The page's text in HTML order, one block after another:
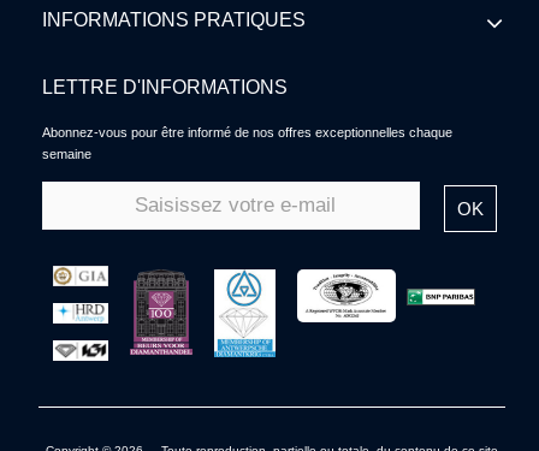
INFORMATIONS PRATIQUES
LETTRE D'INFORMATIONS
Abonnez-vous pour être informé de nos offres exceptionnelles chaque
semaine
OK